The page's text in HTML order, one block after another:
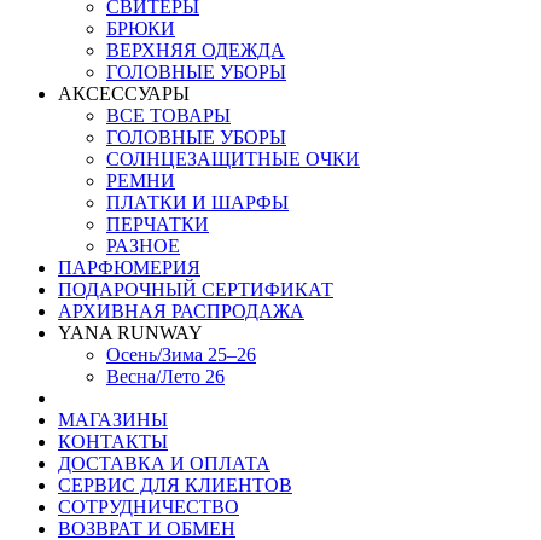
СВИТЕРЫ
БРЮКИ
ВЕРХНЯЯ ОДЕЖДА
ГОЛОВНЫЕ УБОРЫ
АКСЕССУАРЫ
ВСЕ ТОВАРЫ
ГОЛОВНЫЕ УБОРЫ
СОЛНЦЕЗАЩИТНЫЕ ОЧКИ
РЕМНИ
ПЛАТКИ И ШАРФЫ
ПЕРЧАТКИ
РАЗНОЕ
ПАРФЮМЕРИЯ
ПОДАРОЧНЫЙ СЕРТИФИКАТ
АРХИВНАЯ РАСПРОДАЖА
YANA RUNWAY
Осень/Зима 25–26
Весна/Лето 26
МАГАЗИНЫ
КОНТАКТЫ
ДОСТАВКА И ОПЛАТА
СЕРВИС ДЛЯ КЛИЕНТОВ
СОТРУДНИЧЕСТВО
ВОЗВРАТ И ОБМЕН